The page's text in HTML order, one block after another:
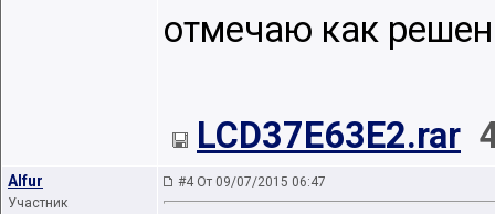
отмечаю как
LCD37E63E2.rar
Alfur
Участник
#4 От 09/07/2015 06:47